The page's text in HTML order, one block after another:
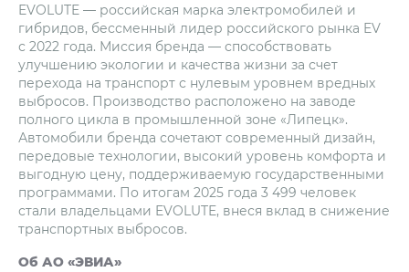
EVOLUTE — российская марка электромобилей и
гибридов, бессменный лидер российского рынка EV
с 2022 года. Миссия бренда — способствовать
улучшению экологии и качества жизни за счет
перехода на транспорт с нулевым уровнем вредных
выбросов. Производство расположено на заводе
полного цикла в промышленной зоне «Липецк».
Автомобили бренда сочетают современный дизайн,
передовые технологии, высокий уровень комфорта и
выгодную цену, поддерживаемую государственными
программами. По итогам 2025 года 3 499 человек
стали владельцами EVOLUTE, внеся вклад в снижение
транспортных выбросов.
Об АО «ЭВИА»